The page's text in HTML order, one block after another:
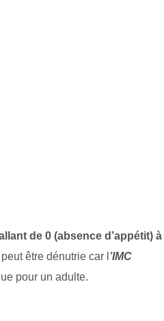
de 0 (absence d’appétit) à
être dénutrie car l ’IMC
pour un adulte.